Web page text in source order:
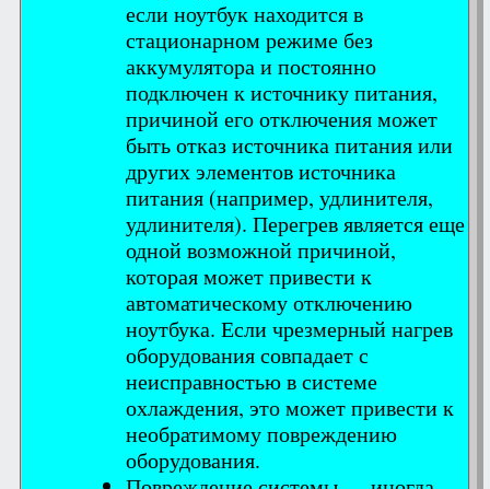
если ноутбук находится в
стационарном режиме без
аккумулятора и постоянно
подключен к источнику питания,
причиной его отключения может
быть отказ источника питания или
других элементов источника
питания (например, удлинителя,
удлинителя). Перегрев является еще
одной возможной причиной,
которая может привести к
автоматическому отключению
ноутбука. Если чрезмерный нагрев
оборудования совпадает с
неисправностью в системе
охлаждения, это может привести к
необратимому повреждению
оборудования.